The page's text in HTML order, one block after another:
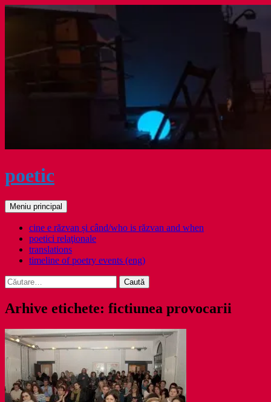
Sari
poetic
Caută
Meniu principal
cine e răzvan și când/who is răzvan and when
poetici relaţionale
translations
timeline of poetry events (eng)
Caută
după:
Arhive etichete: fictiunea provocarii